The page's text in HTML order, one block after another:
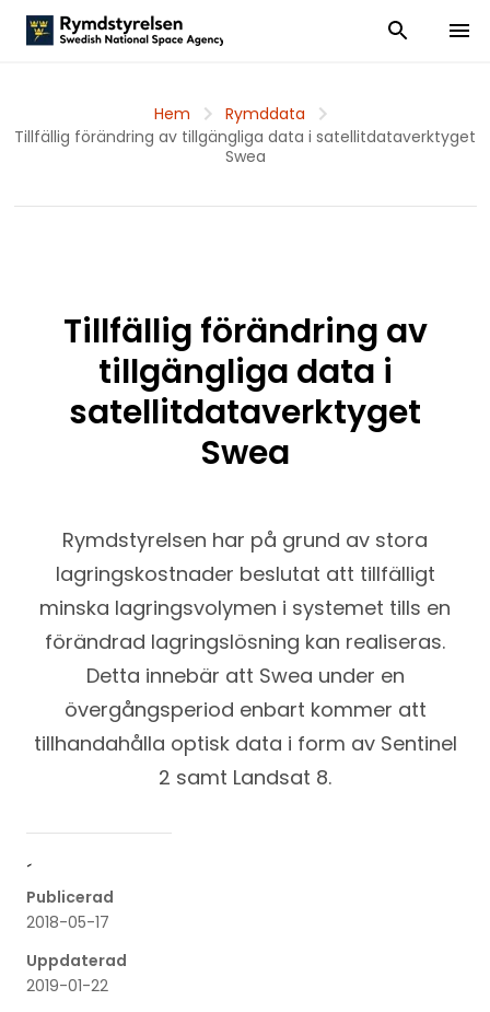
Visa och dölj
Visa
Hem
Rymddata
Tillfällig förändring av tillgängliga data i satellitdataverktyget
Swea
Tillfällig förändring av
tillgängliga data i
satellitdataverktyget
Swea
Rymdstyrelsen har på grund av stora
lagringskostnader beslutat att tillfälligt
minska lagringsvolymen i systemet tills en
förändrad lagringslösning kan realiseras.
Detta innebär att Swea under en
övergångsperiod enbart kommer att
tillhandahålla optisk data i form av Sentinel
2 samt Landsat 8.
´
Publicerad
2018-05-17
Uppdaterad
2019-01-22